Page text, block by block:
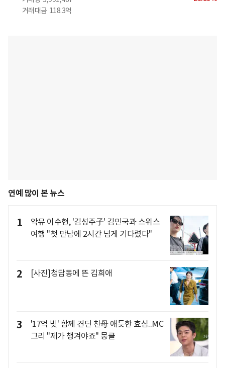
거래대금 118.3억
연예 많이 본 뉴스
1
악뮤 이수현, '김성주子' 김민국과 스위스
여행 "첫 만남에 2시간 넘게 기다렸다"
2 [사진]청담동에 뜬 김희애
3
'17억 빚' 함께 견딘 친母 애틋한 효심..MC
그리 "제가 챙겨야죠" 뭉클